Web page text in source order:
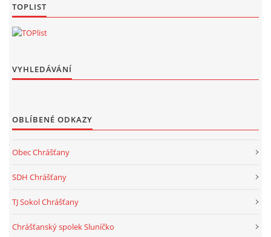
TOPLIST
VYHLEDÁVÁNÍ
OBLÍBENÉ ODKAZY
Obec Chrášťany
SDH Chrášťany
TJ Sokol Chrášťany
Chrášťanský spolek Sluníčko